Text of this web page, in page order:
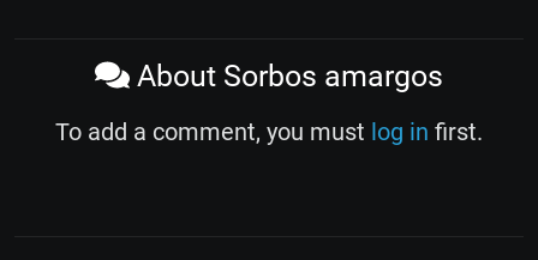
About Sorbos amargos
To add a comment, you must log in first.